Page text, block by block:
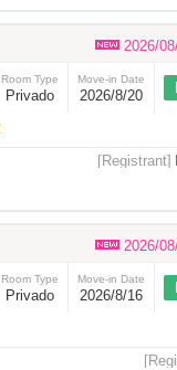
2026/
Room Type
Privado
Move-in Date
2026/8/20
[Registrant]
2026/
Room Type
Privado
Move-in Date
2026/8/16